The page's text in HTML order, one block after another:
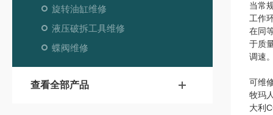
旋转油缸维修
液压破拆工具维修
蝶阀维修
查看全部产品
当常
工作
在同
于质
调速
可维
牧玛
大利